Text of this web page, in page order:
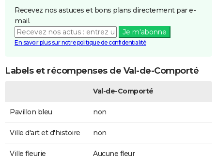
Recevez nos astuces et bons plans directement par e-
mail.
Je m'abonne
En savoir plus sur notre politique de confidentialité
Labels et récompenses de Val-de-Comporté
Val-de-Comporté
Pavillon bleu non
Ville d'art et d'histoire non
Ville fleurie Aucune fleur